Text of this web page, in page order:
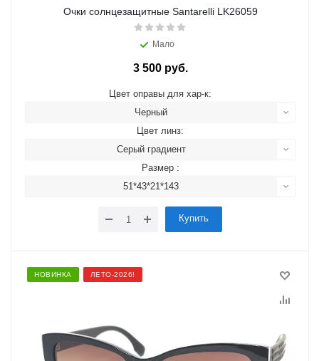
Очки солнцезащитные Santarelli LK26059
Мало
3 500 руб.
Цвет оправы для хар-к:
Черный
Цвет линз:
Серый градиент
Размер :
51*43*21*143
Купить
НОВИНКА ЛЕТО-2026!